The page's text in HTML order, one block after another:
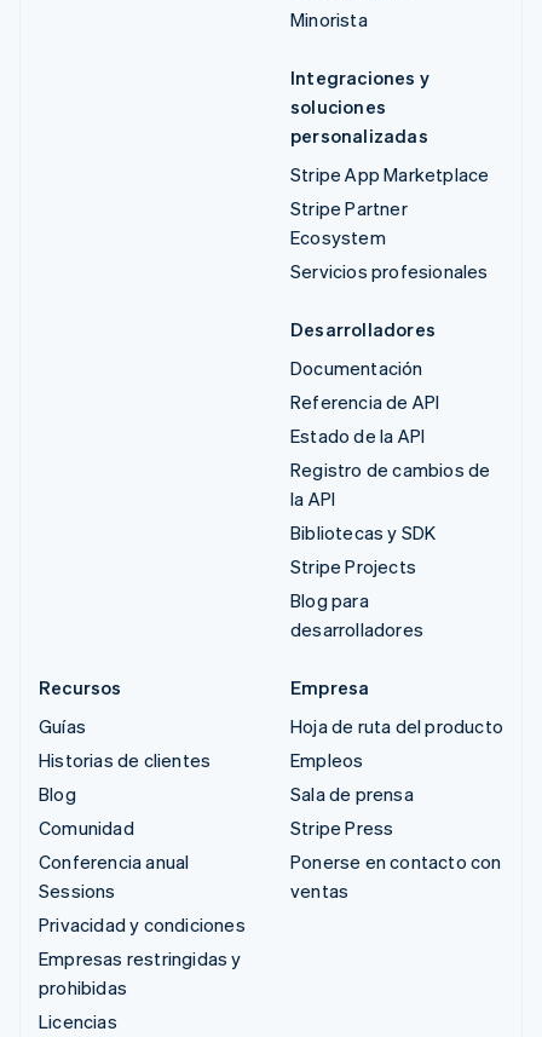
Minorista
Integraciones y
soluciones
personalizadas
Stripe App Marketplace
Stripe Partner
Ecosystem
Servicios profesionales
Desarrolladores
Documentación
Referencia de API
Estado de la API
Registro de cambios de
la API
Bibliotecas y SDK
Stripe Projects
Blog para
desarrolladores
Recursos
Guías
Historias de clientes
Blog
Comunidad
Conferencia anual
Sessions
Privacidad y condiciones
Empresas restringidas y
prohibidas
Licencias
Empresa
Hoja de ruta del producto
Empleos
Sala de prensa
Stripe Press
Ponerse en contacto con
ventas